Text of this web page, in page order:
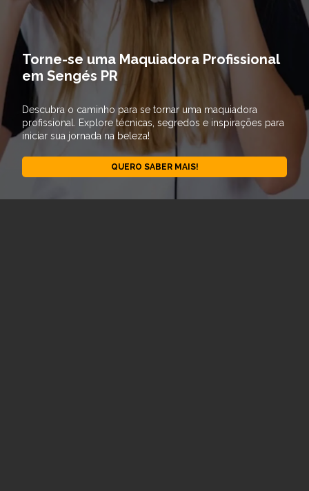
Torne-se uma Maquiadora Profissional
em Sengés PR
Descubra o caminho para se tornar uma maquiadora
profissional. Explore técnicas, segredos e inspirações para
iniciar sua jornada na beleza!
QUERO SABER MAIS!